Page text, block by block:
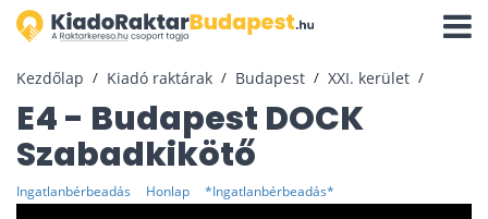
Kezdőlap Kiadó raktárak Budapest XXI. kerület
E4 - Budapest DOCK
Szabadkikötő
Ingatlanbérbeadás Honlap *Ingatlanbérbeadás*